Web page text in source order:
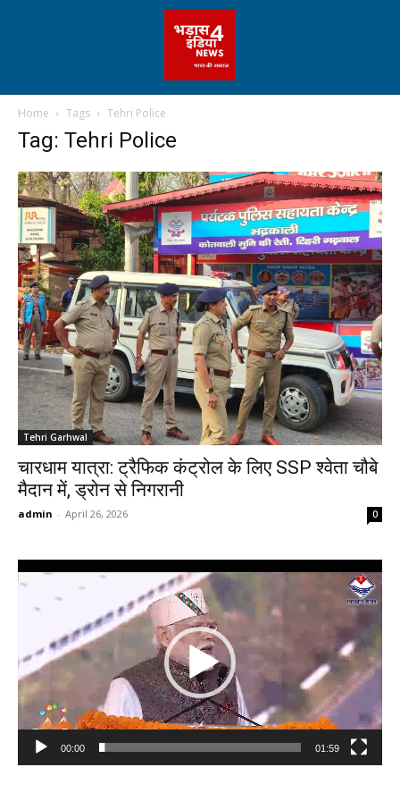
Home Tags Tehri Police
Tag: Tehri Police
Tehri Garhwal
चारधाम यात्रा: ट्रैफिक कंट्रोल के लिए SSP श्वेता चौबे
मैदान में, ड्रोन से निगरानी
admin - April 26, 2026 0
Video
Player
00:00 01:59